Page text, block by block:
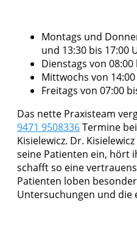
Montags und
und 13:30 bis 17:00
Dienstags von
Mittwochs von
Freitags von 07:00
Das nette Praxisteam
9471 9508336Termine
Kisielewicz. Dr.
seine Patienten ein, hört
schafft so eine
Patienten loben
Untersuchungen und die